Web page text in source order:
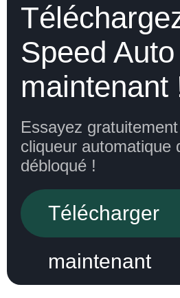
Speed
maintenant
Essayez
cliqueur automatique
débloqué !
Télécharger
maintenant